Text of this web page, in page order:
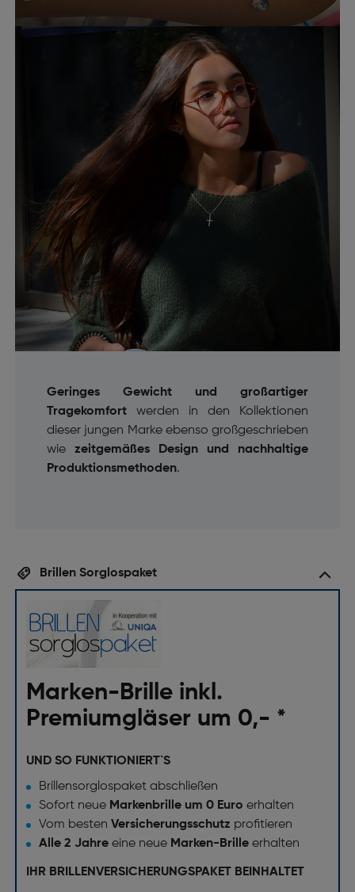
Geringes Gewicht und großartiger
Tragekomfortwerden in den Kollektionen
dieser jungen Marke ebenso großgeschrieben
wie zeitgemäßes Design und nachhaltige
Produktionsmethoden.
Brillen Sorglospaket
Marken-Brille inkl.
Premiumgläser um 0,- *
UND SO FUNKTIONIERT`S
Brillensorglospaket abschließen
Sofort neue Markenbrille um 0 Euro erhalten
Vom besten Versicherungsschutz profitieren
Alle 2 Jahreeine neue Marken-Brille erhalten
IHR BRILLENVERSICHERUNGSPAKET BEINHALTET